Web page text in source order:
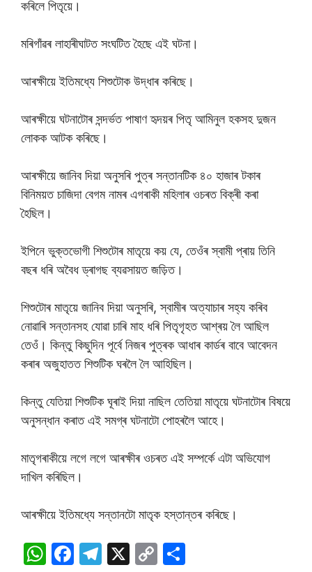
কৰিলে পিতৃয়ে।
মৰিগাঁৱৰ লাহাৰীঘাটত সংঘটিত হৈছে এই ঘটনা।
আৰক্ষীয়ে ইতিমধ্যে শিশুটোক উদ্ধাৰ কৰিছে।
আৰক্ষীয়ে ঘটনাটোৰ সন্দৰ্ভত পাষাণ হৃদয়ৰ পিতৃ আমিনুল হকসহ দুজন
লোকক আটক কৰিছে।
আৰক্ষীয়ে জানিব দিয়া অনুসৰি পুত্ৰ সন্তানটিক ৪০ হাজাৰ টকাৰ
বিনিময়ত চাজিদা বেগম নামৰ এগৰাকী মহিলাৰ ওচৰত বিক্ৰী কৰা
হৈছিল।
ইপিনে ভুক্তভোগী শিশুটোৰ মাতৃয়ে কয় যে, তেওঁৰ স্বামী প্ৰায় তিনি
বছৰ ধৰি অবৈধ ড্ৰাগছ ব্যৱসায়ত জড়িত।
শিশুটোৰ মাতৃয়ে জানিব দিয়া অনুসৰি, স্বামীৰ অত্যাচাৰ সহ্য কৰিব
নোৱাৰি সন্তানসহ যোৱা চাৰি মাহ ধৰি পিতৃগৃহত আশ্ৰয় লৈ আছিল
তেওঁ। কিন্তু কিছুদিন পূৰ্বে নিজৰ পুত্ৰক আধাৰ কাৰ্ডৰ বাবে আবেদন
কৰাৰ অজুহাতত শিশুটিক ঘৰলৈ লৈ আহিছিল।
কিন্তু যেতিয়া শিশুটিক ঘূৰাই দিয়া নাছিল তেতিয়া মাতৃয়ে ঘটনাটোৰ বিষয়ে
অনুসন্ধান কৰাত এই সমগ্ৰ ঘটনাটো পোহৰলৈ আহে।
মাতৃগৰাকীয়ে লগে লগে আৰক্ষীৰ ওচৰত এই সম্পৰ্কে এটা অভিযোগ
দাখিল কৰিছিল।
আৰক্ষীয়ে ইতিমধ্যে সন্তানটো মাতৃক হস্তান্তৰ কৰিছে।
W F
T
X
C